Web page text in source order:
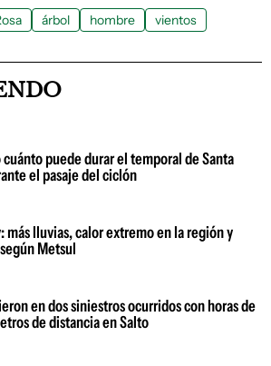
árbol hombre vientos
puede durar el temporal de Santa
el pasaje del ciclón
más lluvias, calor extremo en la región y
Metsul
en dos siniestros ocurridos con horas de
de distancia en Salto